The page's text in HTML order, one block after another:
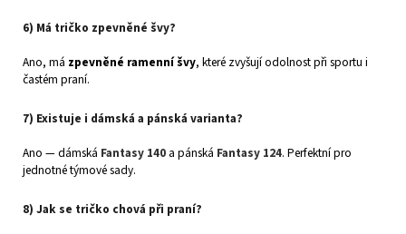
6) Má tričko zpevněné švy?
Ano, má zpevněné ramenní švy, které zvyšují odolnost při sportu i
častém praní.
7) Existuje i dámská a pánská varianta?
Ano — dámská Fantasy 140 a pánská Fantasy 124. Perfektní pro
jednotné týmové sady.
8) Jak se tričko chová při praní?